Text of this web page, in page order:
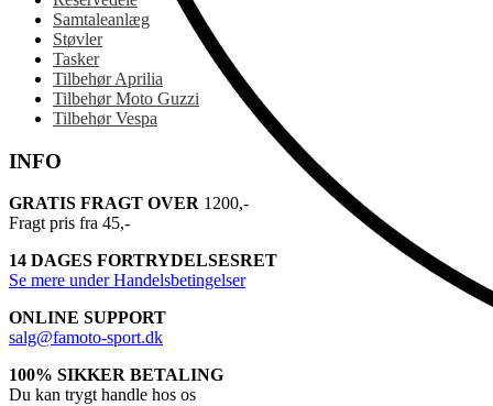
Samtaleanlæg
Støvler
Tasker
Tilbehør Aprilia
Tilbehør Moto Guzzi
Tilbehør Vespa
INFO
GRATIS FRAGT OVER 1200,-
Fragt pris fra 45,-
14 DAGES FORTRYDELSESRET
Se mere under Handelsbetingelser
ONLINE SUPPORT
salg@famoto-sport.dk
100% SIKKER BETALING
Du kan trygt handle hos os